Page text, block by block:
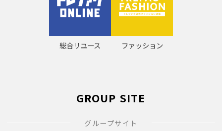
総合リユース ファッション
GROUP SITE
グループサイト